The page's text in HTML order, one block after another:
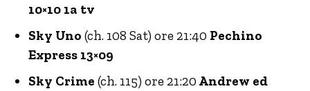
10×10 1a tv
Sky Uno (ch. 108 Sat) ore 21:40 Pechino
Express 13×09
Sky Crime (ch. 115) ore 21:20 Andrew ed